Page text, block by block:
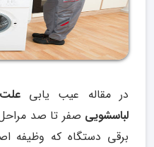
در مقاله عیب یابی
لباسشویی صفر تا صد
برقی دستگاه که وظیفه